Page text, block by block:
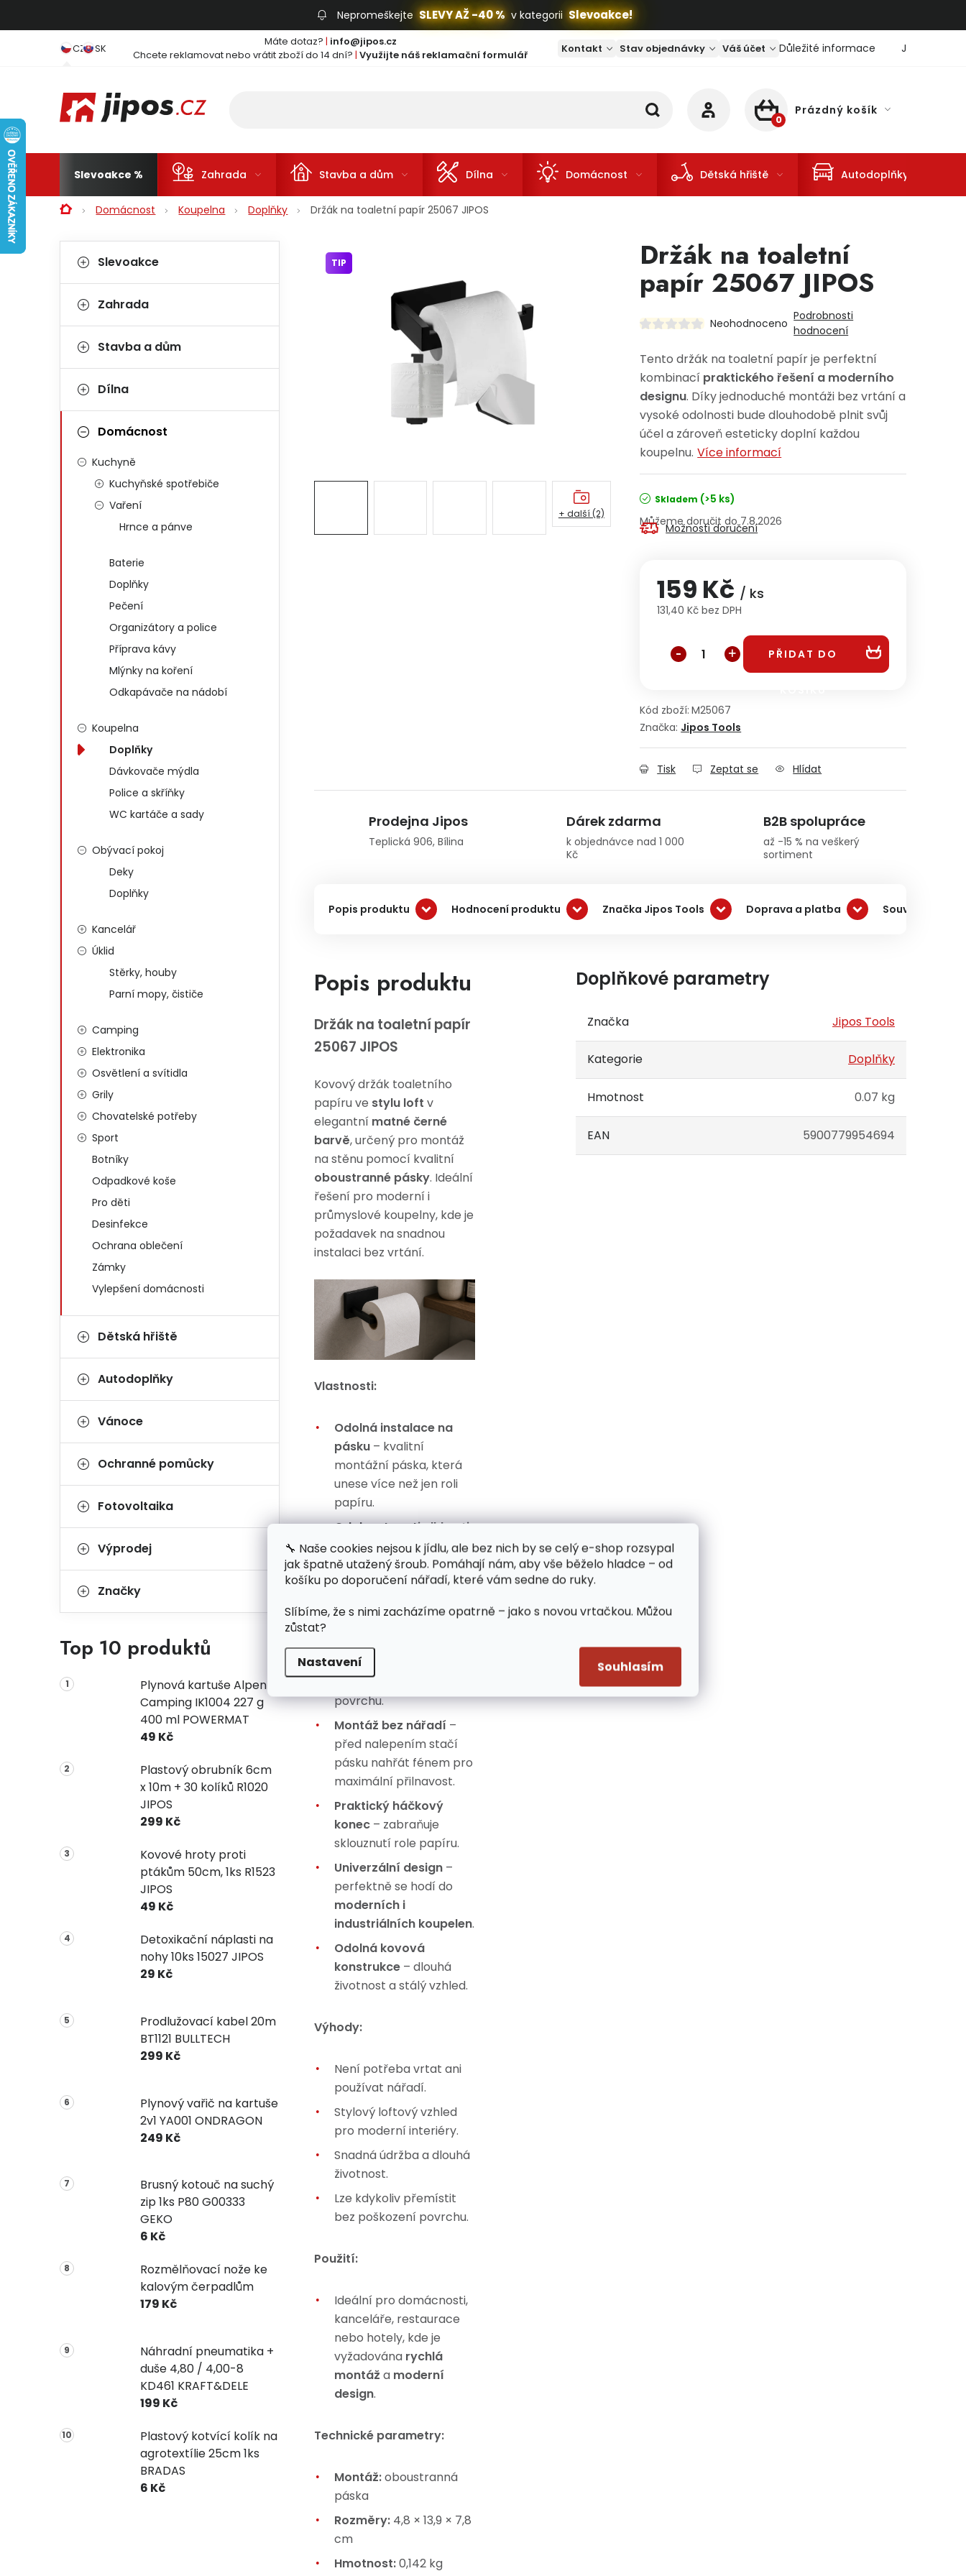
🔧 Naše cookies nejsou k jídlu, ale bez nich by se celý e-shop rozsypal
jak špatně utažený šroub. Pomáhají nám, aby vše běželo hladce – od
košíku po doporučení nářadí, které vám sedne do ruky.
Slíbíme, že s nimi zacházíme opatrně – jako s novou vrtačkou. Můžou
zůstat?
Nastavení Souhlasím
Nepromeškejte SLEVY AŽ -40 % v kategorii Slevoakce!
CZ SK Máte dotaz? | info@jipos.cz
Chcete reklamovat nebo vrátit zboží do 14 dní? | Využijte náš reklamační formulář Kontakt Stav objednávky Váš účet Důležité informace Jaký je
NÁKUPNÍ KOŠÍK
Prázdný košík
Slevoakce Zahrada Stavba a dům Dílna Domácnost Dětská hřiště Autodoplňky
DomůDomácnost Koupelna Doplňky Držák na toaletní papír 25067 JIPOS
Postranní panel
Kategorie
Slevoakce
Zahrada
Stavba a dům
Dílna
Domácnost
Kuchyně
Kuchyňské spotřebiče
Vaření
Hrnce a pánve
Baterie
Doplňky
Pečení
Organizátory a police
Příprava kávy
Mlýnky na koření
Odkapávače na nádobí
Koupelna
Doplňky
Dávkovače mýdla
Police a skříňky
WC kartáče a sady
Obývací pokoj
Deky
Doplňky
Kancelář
Úklid
Stěrky, houby
Parní mopy, čističe
Camping
Elektronika
Osvětlení a svítidla
Grily
Chovatelské potřeby
Sport
Botníky
Odpadkové koše
Pro děti
Desinfekce
Ochrana oblečení
Zámky
Vylepšení domácnosti
Dětská hřiště
Autodoplňky
Vánoce
Ochranné pomůcky
Fotovoltaika
Výprodej
Značky
Top 10 produktů
Plynová kartuše Alpen
Camping IK1004 227 g
400 ml POWERMAT
49 Kč
Plastový obrubník 6cm
x 10m + 30 kolíků R1020
JIPOS
299 Kč
Kovové hroty proti
ptákům 50cm, 1ks R1523
JIPOS
49 Kč
Detoxikační náplasti na
nohy 10ks 15027 JIPOS
29 Kč
Prodlužovací kabel 20m
BT1121 BULLTECH
299 Kč
Plynový vařič na kartuše
2v1 YA001 ONDRAGON
249 Kč
Brusný kotouč na suchý
zip 1ks P80 G00333
GEKO
6 Kč
Rozmělňovací nože ke
kalovým čerpadlům
179 Kč
Náhradní pneumatika +
duše 4,80 / 4,00-8
KD461 KRAFT&DELE
199 Kč
Plastový kotvící kolík na
agrotextílie 25cm 1ks
BRADAS
6 Kč
Držák na toaletní
papír 25067 JIPOS
Neohodnoceno
Podrobnosti
hodnocení
Tento držák na toaletní papír je perfektní
kombinací praktického řešení a moderního
designu. Díky jednoduché montáži bez vrtání a
vysoké odolnosti bude dlouhodobě plnit svůj
účel a zároveň esteticky doplní každou
koupelnu. Více informací
Skladem (>5 ks)
7.8.2026
Možnosti doručení
159 Kč / ks
131,40 Kč bez DPH
PŘIDAT DO
Kód zboží: M25067
Značka: Jipos Tools
Tisk Zeptat se Hlídat
TIP
+ další (2)
Prodejna Jipos
Teplická 906, Bílina
Dárek zdarma
k objednávce nad 1 000
Kč
B2B spolupráce
až -15 % na veškerý
sortiment
Popis produktu Hodnocení produktu Značka Jipos Tools Doprava a platba Související
Popis produktu
Držák na toaletní papír
25067 JIPOS
Kovový držák toaletního
papíru ve stylu loft v
elegantní matné černé
barvě, určený pro montáž
na stěnu pomocí kvalitní
oboustranné pásky. Ideální
řešení pro moderní i
průmyslové koupelny, kde je
požadavek na snadnou
instalaci bez vrtání.
Vlastnosti:
Odolná instalace na
pásku – kvalitní
montážní páska, která
unese více než jen roli
papíru.
Odolnost proti vlhkosti
a korozi– díky
práškovému lakování
vhodný i do koupelen s
vysokou vlhkostí.
poškození
odstranit bez zanechání
stop či poškození
povrchu.
Montáž bez nářadí –
před nalepením stačí
pásku nahřát fénem pro
maximální přilnavost.
Praktický háčkový
konec – zabraňuje
sklouznutí role papíru.
Univerzální design –
perfektně se hodí do
moderních i
industriálních koupelen.
Odolná kovová
konstrukce – dlouhá
životnost a stálý vzhled.
Výhody:
Není potřeba vrtat ani
používat nářadí.
Stylový loftový vzhled
pro moderní interiéry.
Snadná údržba a dlouhá
životnost.
Lze kdykoliv přemístit
bez poškození povrchu.
Použití:
Ideální pro domácnosti,
kanceláře, restaurace
nebo hotely, kde je
vyžadována rychlá
montáž a moderní
design.
Technické parametry:
Montáž:oboustranná
páska
Rozměry: 4,8 × 13,9 × 7,8
cm
Hmotnost:0,142 kg
Doplňkové parametry
Značka Jipos Tools
Kategorie Doplňky
Hmotnost 0.07 kg
EAN 5900779954694